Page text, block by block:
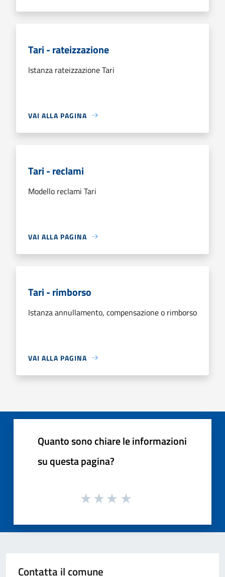
Tari - rateizzazione
Istanza rateizzazione Tari
VAI ALLA PAGINA
Tari - reclami
Modello reclami Tari
VAI ALLA PAGINA
Tari - rimborso
Istanza annullamento, compensazione o rimborso
VAI ALLA PAGINA
Quanto sono chiare le informazioni
su questa pagina?
Contatta il comune